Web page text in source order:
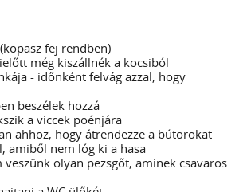
fej rendben)
még kiszállnék a kocsiból
- időnként felvág azzal, hogy
beszélek hozzá
a viccek poénjára
ahhoz, hogy átrendezze a bútorokat
amiből nem lóg ki a hasa
veszünk olyan pezsgőt, aminek csavaros